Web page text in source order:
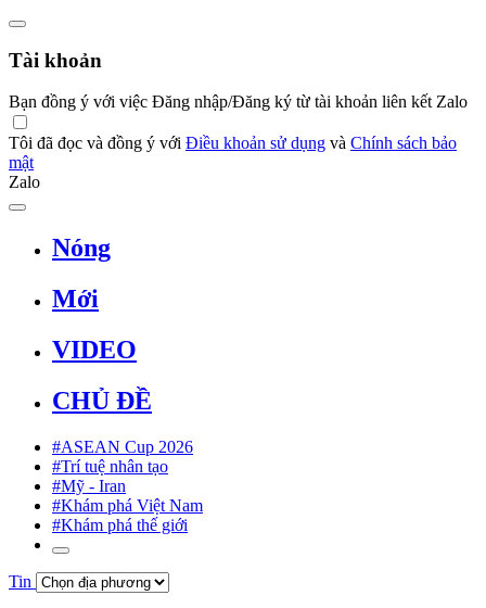
Tài khoản
Bạn đồng ý với việc Đăng nhập/Đăng ký từ tài khoản liên kết Zalo
Tôi đã đọc và đồng ý với Điều khoản sử dụng và Chính sách bảo
mật
Zalo
Nóng
Mới
VIDEO
CHỦ ĐỀ
#ASEAN Cup 2026
#Trí tuệ nhân tạo
#Mỹ - Iran
#Khám phá Việt Nam
#Khám phá thế giới
Tin